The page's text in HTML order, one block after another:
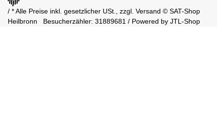
/ * Alle Preise inkl. gesetzlicher USt., zzgl. Versand © SAT-Shop
Heilbronn
Besucherzähler: 31889681 / Powered by JTL-Shop